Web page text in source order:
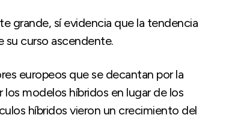
grande, sí evidencia que la tendencia
su curso ascendente.
europeos que se decantan por la
los modelos híbridos en lugar de los
híbridos vieron un crecimiento del